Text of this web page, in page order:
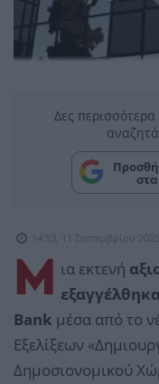
Δες
14:53, 11 Σεπτεμβρίου 2025
Μ ια εκτενή
Bank μέσα από το
Εξελίξεων
Δημοσιονομικού